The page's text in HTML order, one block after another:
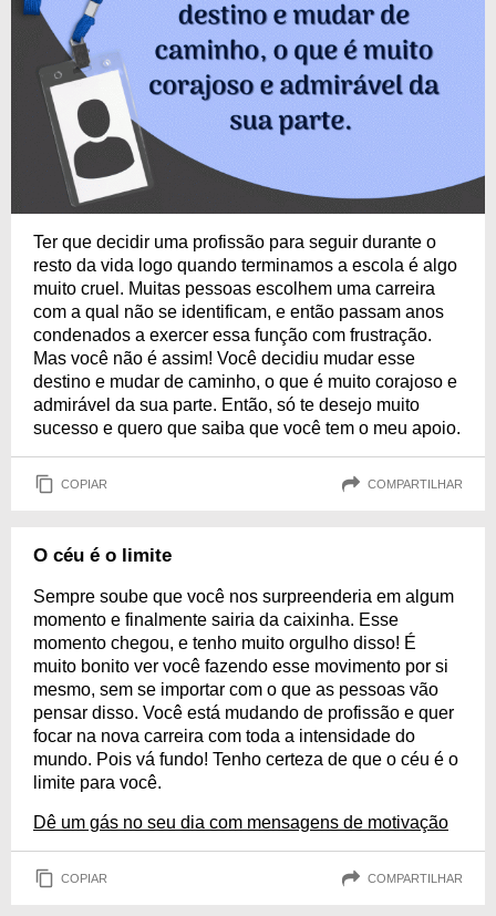
Ter que decidir uma profissão para seguir durante o
resto da vida logo quando terminamos a escola é algo
muito cruel. Muitas pessoas escolhem uma carreira
com a qual não se identificam, e então passam anos
condenados a exercer essa função com frustração.
Mas você não é assim! Você decidiu mudar esse
destino e mudar de caminho, o que é muito corajoso e
admirável da sua parte. Então, só te desejo muito
sucesso e quero que saiba que você tem o meu apoio.
COPIAR COMPARTILHAR
O céu é o limite
Sempre soube que você nos surpreenderia em algum
momento e finalmente sairia da caixinha. Esse
momento chegou, e tenho muito orgulho disso! É
muito bonito ver você fazendo esse movimento por si
mesmo, sem se importar com o que as pessoas vão
pensar disso. Você está mudando de profissão e quer
focar na nova carreira com toda a intensidade do
mundo. Pois vá fundo! Tenho certeza de que o céu é o
limite para você.
Dê um gás no seu dia com mensagens de motivação
COPIAR COMPARTILHAR